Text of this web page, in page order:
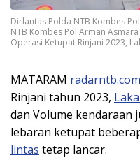
Dirlantas Polda NTB Kombes
NTB Kombes Pol Arman
Operasi Ketupat Rinjani 2023,
MATARAM radarntb.com
Rinjani tahun 2023,
dan Volume kendaraan
lebaran ketupat
lintas tetap lancar.